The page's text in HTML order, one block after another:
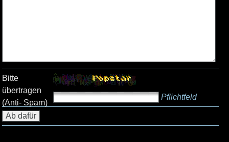
Bitte
übertragen
(Anti- Spam)
Pflichtfeld